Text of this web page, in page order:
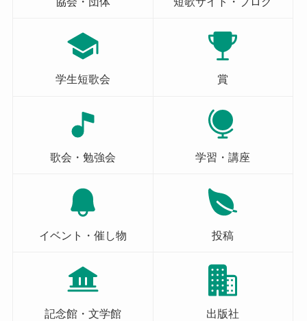
学生短歌会 賞
歌会・勉強会 学習・講座
イベント・催し物 投稿
記念館・文学館 出版社